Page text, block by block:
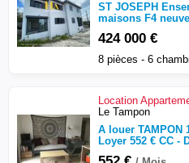
ST JOSEPH
maisons F4
424 000 €
8 pièces - 6
Location
Le Tampon
A louer TAMPON
Loyer 552 € CC -